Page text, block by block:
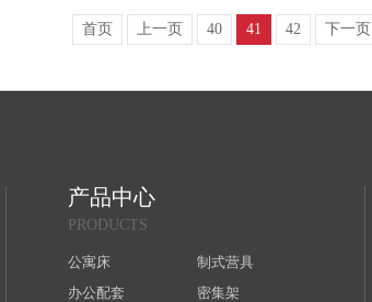
首页 上一页 40 41 42 下一页
产品中心
PRODUCTS
公寓床
制式营具
办公配套
密集架